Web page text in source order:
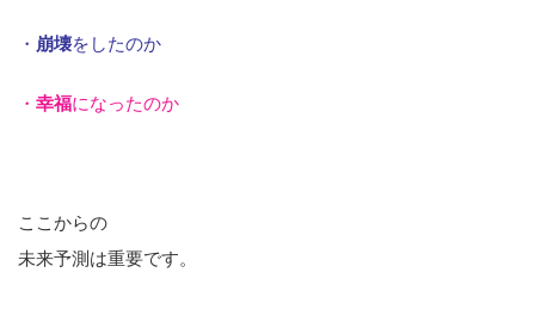
・ 崩壊をしたのか
・ 幸福になったのか
ここからの
未来予測は重要です。